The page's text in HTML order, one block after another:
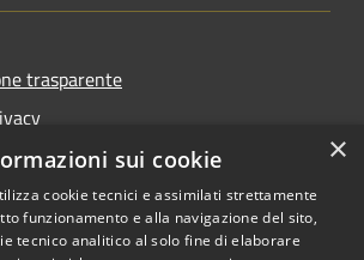
trasparente
accessibilità
- segnalazione illeciti
×
sui cookie
cookie tecnici e assimilati strettamente
funzionamento e alla navigazione del sito,
tecnico analitico al solo fine di elaborare